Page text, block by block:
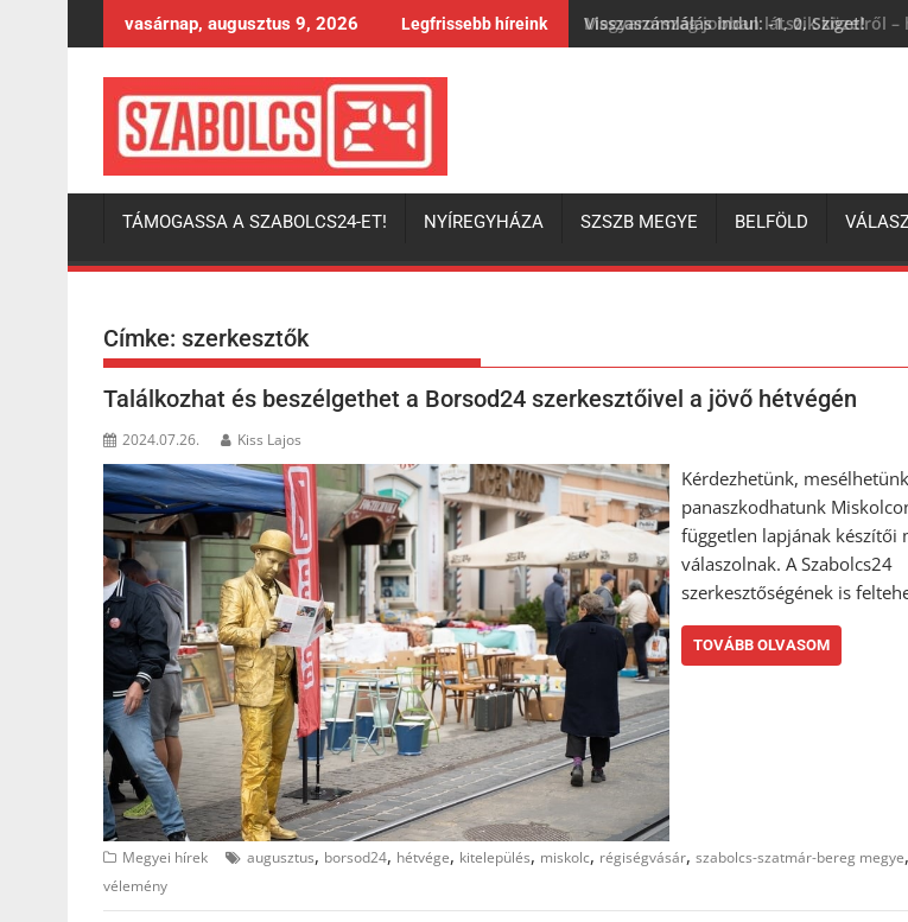
to
vasárnap, augusztus 9, 2026 Legfrissebb híreink Visszaszámlálás indul: -1, 0, Sziget!
TÁMOGASSA A SZABOLCS24-ET! NYÍREGYHÁZA SZSZB MEGYE BELFÖLD
Címke: szerkesztők
Találkozhat és beszélgethet a Borsod24 szerkesztőivel a jövő hétvégén
2024.07.26. Kiss Lajos
Kérdezhetünk,
panaszkodhatunk
független lapjának készítői
válaszolnak. A Szabolcs24
szerkesztőségének is
TOVÁBB OLVASOM
Megyei hírek augusztus, borsod24, hétvége, kitelepülés, miskolc, régiségvásár, szabolcs-szatmár-bereg megye,
vélemény